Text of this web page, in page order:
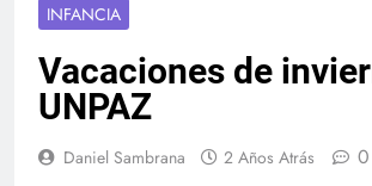
INFANCIA
Vacaciones de
UNPAZ
Daniel Sambrana 2 Años Atrás 0